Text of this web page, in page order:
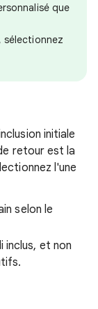
que
, sélectionnez
initiale
retour est la
l'une
selon le
inclus, et non